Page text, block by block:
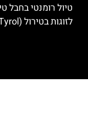
טיול רומנטי בחבל
לזוגות בטירול (Tyrol)